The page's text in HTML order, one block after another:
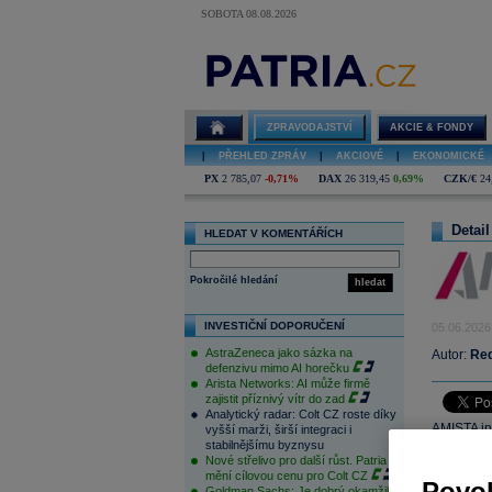
SOBOTA 08.08.2026
ZPRAVODAJSTVÍ AKCIE & FONDY
PŘEHLED ZPRÁV AKCIOVÉ EKONOMICKÉ
PX 2 785,07 -0,71% DAX 26 319,45 0,69% CZK/€
HLEDAT V KOMENTÁŘÍCH
hledat
Pokročilé hledání
INVESTIČNÍ DOPORUČENÍ
AstraZeneca jako sázka na
defenzivu mimo AI horečku
Arista Networks: AI může firmě
zajistit příznivý vítr do zad
Analytický radar: Colt CZ roste díky
vyšší marži, širší integraci i
stabilnějšímu byznysu
Nové střelivo pro další růst. Patria
mění cílovou cenu pro Colt CZ
Autor:
AMISTA